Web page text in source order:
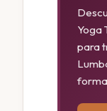
Yoga
para